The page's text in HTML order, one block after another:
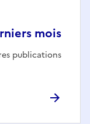
mois
publications